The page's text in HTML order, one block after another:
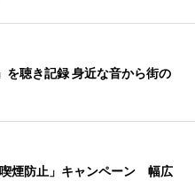
を聴き記録 身近な音から街の
煙防止」キャンペーン 幅広